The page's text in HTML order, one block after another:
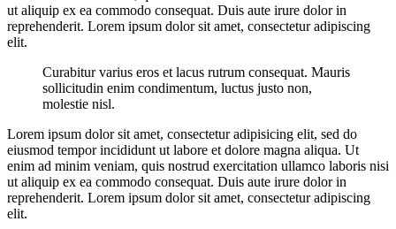
ut aliquip ex ea commodo consequat. Duis aute irure dolor in
reprehenderit. Lorem ipsum dolor sit amet, consectetur adipiscing
elit.
Curabitur varius eros et lacus rutrum consequat. Mauris
sollicitudin enim condimentum, luctus justo non,
molestie nisl.
Lorem ipsum dolor sit amet, consectetur adipisicing elit, sed do
eiusmod tempor incididunt ut labore et dolore magna aliqua. Ut
enim ad minim veniam, quis nostrud exercitation ullamco laboris nisi
ut aliquip ex ea commodo consequat. Duis aute irure dolor in
reprehenderit. Lorem ipsum dolor sit amet, consectetur adipiscing
elit.